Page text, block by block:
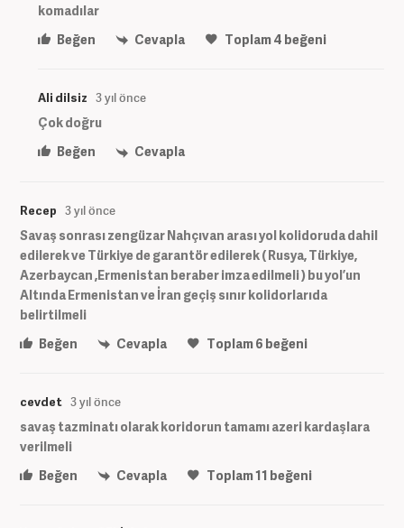
komadılar
Beğen
Cevapla Toplam4 beğeni
Ali dilsiz 3 yıl önce
Çok doğru
Beğen
Cevapla
Recep 3 yıl önce
Savaş sonrası zengüzar Nahçıvan arası yol kolidoruda dahil
edilerek ve Türkiye de garantör edilerek ( Rusya, Türkiye,
Azerbaycan ,Ermenistan beraber imza edilmeli ) bu yol’un
Altında Ermenistan ve İran geçiş sınır kolidorlarıda
belirtilmeli
Beğen
Cevapla Toplam6 beğeni
cevdet 3 yıl önce
savaş tazminatı olarak koridorun tamamı azeri kardaşlara
verilmeli
Beğen
Cevapla Toplam11 beğeni